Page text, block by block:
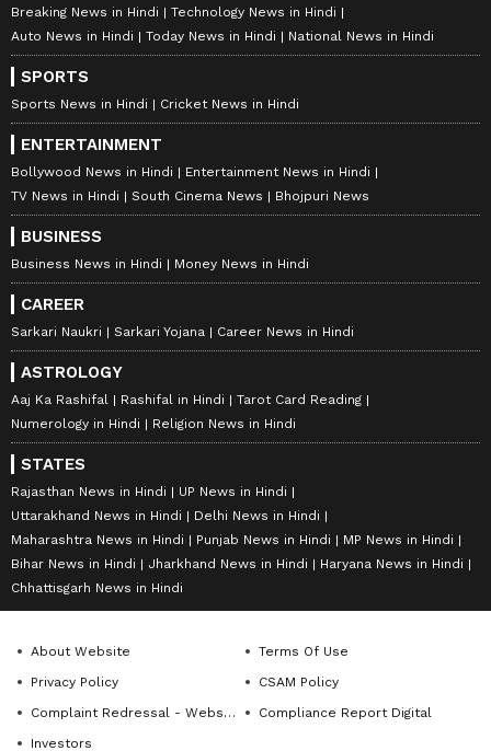
Breaking News in Hindi
Technology News in Hindi
Auto News in Hindi
Today News in Hindi National News in Hindi
SPORTS
Sports News in Hindi Cricket News in Hindi
ENTERTAINMENT
Bollywood News in Hindi
Entertainment News in Hindi
TV News in Hindi
South Cinema News Bhojpuri News
BUSINESS
Business News in Hindi Money News in Hindi
CAREER
Sarkari Naukri Sarkari Yojana Career News in Hindi
ASTROLOGY
Aaj Ka Rashifal Rashifal in Hindi
Tarot Card Reading
Numerology in Hindi
Religion News in Hindi
STATES
Rajasthan News in Hindi
UP News in Hindi
Uttarakhand News in Hindi
Delhi News in Hindi
Maharashtra News in Hindi
Punjab News in Hindi
MP News in Hindi
Bihar News in Hindi
Jharkhand News in Hindi
Haryana News in Hindi
Chhattisgarh News in Hindi
About Website
Terms Of Use
Privacy Policy
CSAM Policy
Complaint Redressal - Website
Compliance Report Digital
Investors